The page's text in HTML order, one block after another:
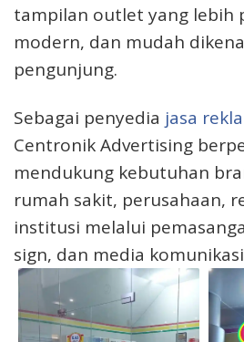
tampilan outlet yang lebih
modern, dan mudah
pengunjung.
Sebagai penyedia jasa
Centronik Advertising
mendukung kebutuhan
rumah sakit, perusahaan,
institusi melalui
sign, dan media